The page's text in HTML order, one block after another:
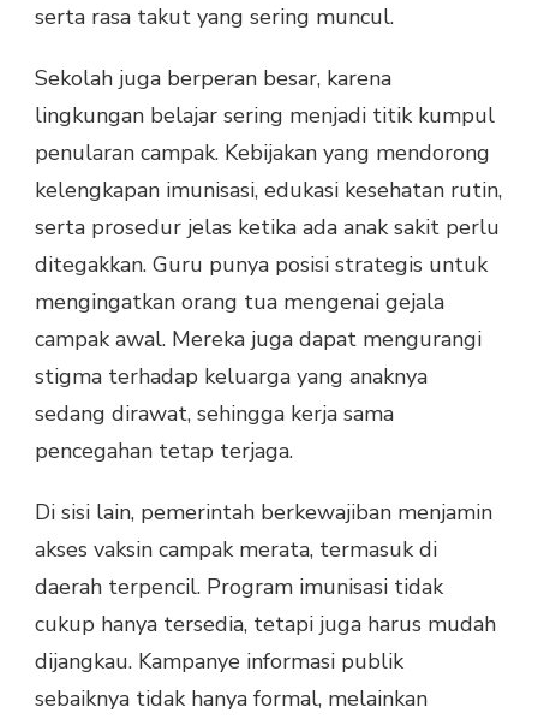
serta rasa takut yang sering muncul.
Sekolah juga berperan besar, karena
lingkungan belajar sering menjadi titik kumpul
penularan campak. Kebijakan yang mendorong
kelengkapan imunisasi, edukasi kesehatan rutin,
serta prosedur jelas ketika ada anak sakit perlu
ditegakkan. Guru punya posisi strategis untuk
mengingatkan orang tua mengenai gejala
campak awal. Mereka juga dapat mengurangi
stigma terhadap keluarga yang anaknya
sedang dirawat, sehingga kerja sama
pencegahan tetap terjaga.
Di sisi lain, pemerintah berkewajiban menjamin
akses vaksin campak merata, termasuk di
daerah terpencil. Program imunisasi tidak
cukup hanya tersedia, tetapi juga harus mudah
dijangkau. Kampanye informasi publik
sebaiknya tidak hanya formal, melainkan